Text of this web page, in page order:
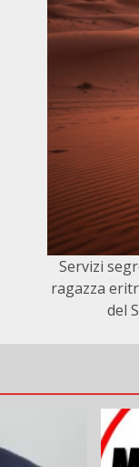
Servizi
ragazza
del